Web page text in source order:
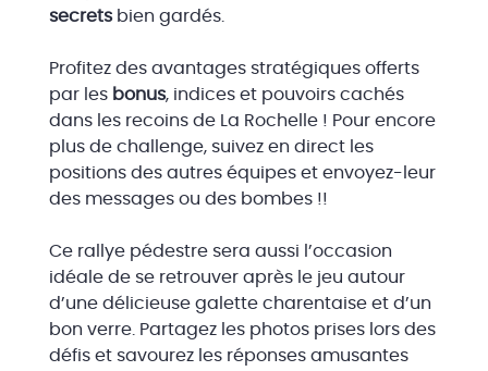
secretsbien gardés.
Profitez des avantages stratégiques offerts
par les bonus, indices et pouvoirs cachés
dans les recoins de La Rochelle ! Pour encore
plus de challenge, suivez en direct les
positions des autres équipes et envoyez-leur
des messages ou des bombes !!
Ce rallye pédestre sera aussi l’occasion
idéale de se retrouver après le jeu autour
d’une délicieuse galette charentaise et d’un
bon verre. Partagez les photos prises lors des
défis et savourez les réponses amusantes